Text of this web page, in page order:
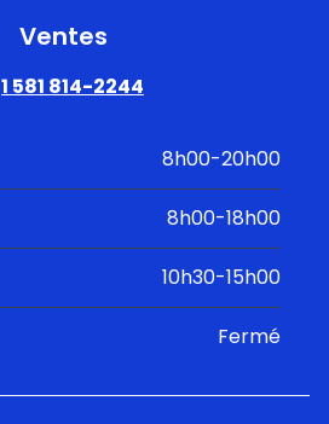
Ventes
1 581 814-2244
8h00-20h00
8h00-18h00
10h30-15h00
Fermé